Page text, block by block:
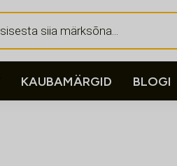
KAUBAMÄRGID BLOGI